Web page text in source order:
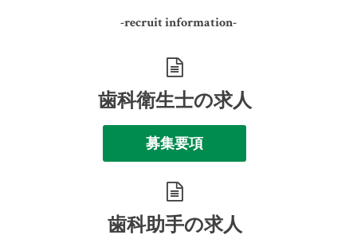
-recruit information-
歯科衛生士の求人
募集要項
歯科助手の求人